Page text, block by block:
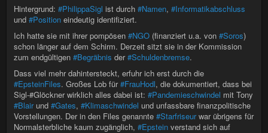
Hintergrund: #PhilippaSigl ist durch #Namen, #Informatikabschluss
und #Position eindeutig identifiziert.
Ich hatte sie mit ihrer pompösen #NGO (finanziert u.a. von #Soros)
schon länger auf dem Schirm. Derzeit sitzt sie in der Kommission
zum endgültigen #Begräbnis der#Schuldenbremse.
Dass viel mehr dahintersteckt, erfuhr ich erst durch die
#EpsteinFiles. Großes Lob für#FrauHodl, die dokumentiert, dass bei
Sigl-#Glöckner wirklich alles dabei ist: #Pandemieschwindel mit Tony
#Blairund #Gates, #Klimaschwindel und unfassbare finanzpolitische
Vorstellungen. Der in den Files genannte #Starfriseurwar übrigens für
Normalsterbliche kaum zugänglich, #Epstein verstand sich auf